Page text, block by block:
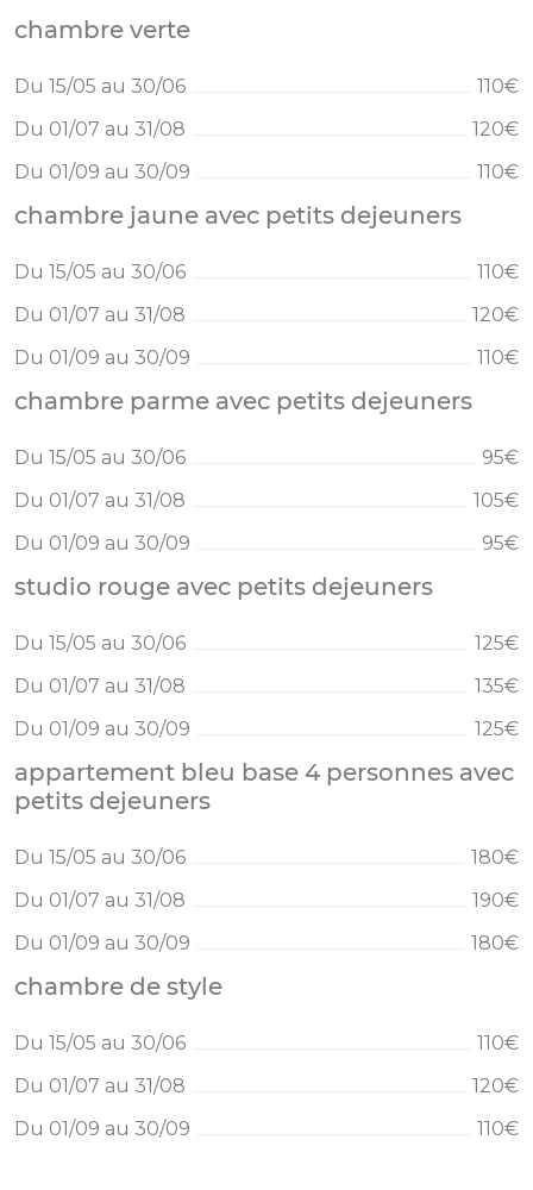
chambre verte
Du 15/05 au 30/06
110€
Du 01/07 au 31/08
120€
Du 01/09 au 30/09
110€
chambre jaune avec petits dejeuners
Du 15/05 au 30/06
110€
Du 01/07 au 31/08
120€
Du 01/09 au 30/09
110€
chambre parme avec petits dejeuners
Du 15/05 au 30/06
95€
Du 01/07 au 31/08
105€
Du 01/09 au 30/09
95€
studio rouge avec petits dejeuners
Du 15/05 au 30/06
125€
Du 01/07 au 31/08
135€
Du 01/09 au 30/09
125€
appartement bleu base 4 personnes avec
petits dejeuners
Du 15/05 au 30/06
180€
Du 01/07 au 31/08
190€
Du 01/09 au 30/09
180€
chambre de style
Du 15/05 au 30/06
110€
Du 01/07 au 31/08
120€
Du 01/09 au 30/09
110€